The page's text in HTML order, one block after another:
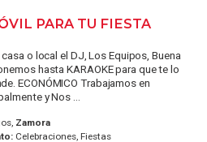
PARA TU FIESTA
o local el DJ, Los Equipos, Buena
hasta KARAOKE para que te lo
ECONÓMICO Trabajamos en
y Nos ...
Zamora
Celebraciones, Fiestas